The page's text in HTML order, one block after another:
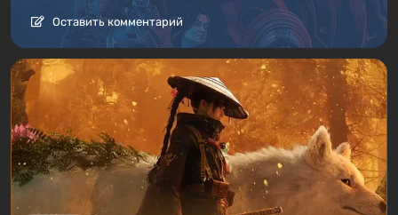
Оставить комментарий